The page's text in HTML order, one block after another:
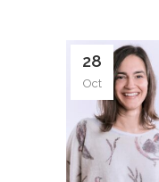
28
Oct